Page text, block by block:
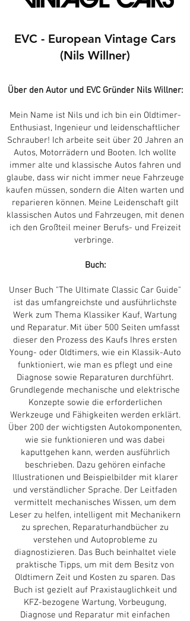
EVC - European Vintage Cars
(Nils Willner)
Über den Autor und EVC Gründer Nils Willner:
Mein Name ist Nils und ich bin ein Oldtimer-
Enthusiast, Ingenieur und leidenschaftlicher
Schrauber! Ich arbeite seit über 20 Jahren an
Autos, Motorrädern und Booten. Ich wollte
immer alte und klassische Autos fahren und
glaube, dass wir nicht immer neue Fahrzeuge
kaufen müssen, sondern die Alten warten und
reparieren können. Meine Leidenschaft gilt
klassischen Autos und Fahrzeugen, mit denen
ich den Großteil meiner Berufs- und Freizeit
verbringe.
Buch:
Unser Buch "The Ultimate Classic Car Guide"
ist das umfangreichste und ausführlichste
Werk zum Thema Klassiker Kauf, Wartung
und Reparatur. Mit über 500 Seiten umfasst
dieser den Prozess des Kaufs Ihres ersten
Young- oder Oldtimers, wie ein Klassik-Auto
funktioniert, wie man es pflegt und eine
Diagnose sowie Reparaturen durchführt.
Grundlegende mechanische und elektrische
Konzepte sowie die erforderlichen
Werkzeuge und Fähigkeiten werden erklärt.
Über 200 der wichtigsten Autokomponenten,
wie sie funktionieren und was dabei
kaputtgehen kann, werden ausführlich
beschrieben. Dazu gehören einfache
Illustrationen und Beispielbilder mit klarer
und verständlicher Sprache. Der Leitfaden
vermittelt mechanisches Wissen, um dem
Leser zu helfen, intelligent mit Mechanikern
zu sprechen, Reparaturhandbücher zu
verstehen und Autoprobleme zu
diagnostizieren. Das Buch beinhaltet viele
praktische Tipps, um mit dem Besitz von
Oldtimern Zeit und Kosten zu sparen. Das
Buch ist gezielt auf Praxistauglichkeit und
KFZ-bezogene Wartung, Vorbeugung,
Diagnose und Reparatur mit einfachen